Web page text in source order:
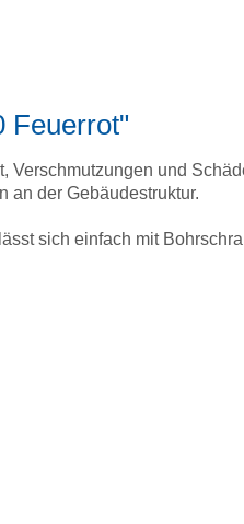
Feuerrot"
und
an der Gebäudestruktur.
sich einfach mit